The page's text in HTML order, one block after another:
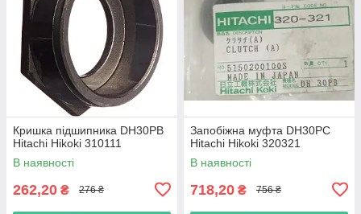
Кришка підшипника DH30PB
Hitachi Hikoki 310111
В наявності
262,20 ₴ 276 ₴
Запобіжна муфта DH30PC
Hitachi Hikoki 320321
В наявності
718,20 ₴ 756 ₴